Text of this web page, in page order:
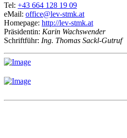
Tel: +43 664 128 19 09
eMail: office@lev-stmk.at
Homepage: http://lev-stmk.at
Präsidentin: Karin Wachswender
Schriftführ: Ing. Thomas Sackl-Gutruf